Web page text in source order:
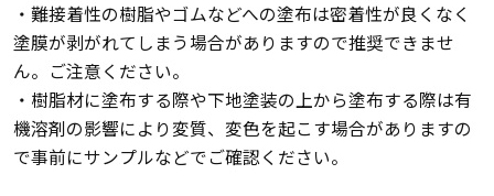
・難接着性の樹脂やゴムなどへの塗布は密着性が良くなく
塗膜が剥がれてしまう場合がありますので推奨できませ
ん。ご注意ください。
・樹脂材に塗布する際や下地塗装の上から塗布する際は有
機溶剤の影響により変質、変色を起こす場合がありますの
で事前にサンプルなどでご確認ください。